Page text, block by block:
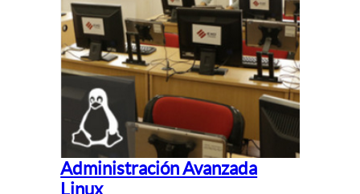
Administración Avanzada
Linux